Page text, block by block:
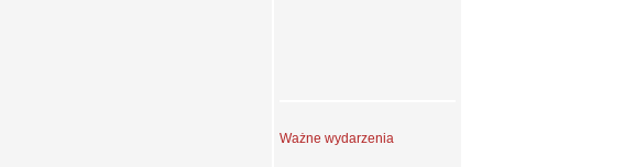
Ważne wydarzenia